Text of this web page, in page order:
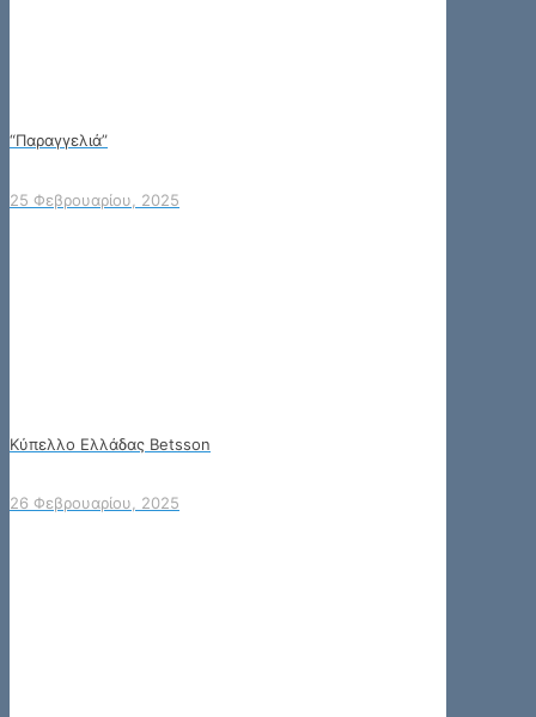
“Παραγγελιά”
25 Φεβρουαρίου, 2025
Κύπελλο Ελλάδας Betsson
26 Φεβρουαρίου, 2025